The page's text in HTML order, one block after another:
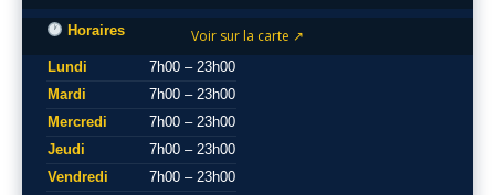
Voir sur la carte ↗
Horaires
Lundi
7h00 – 23h00
Mardi
7h00 – 23h00
Mercredi
7h00 – 23h00
Jeudi
7h00 – 23h00
Vendredi
7h00 – 23h00